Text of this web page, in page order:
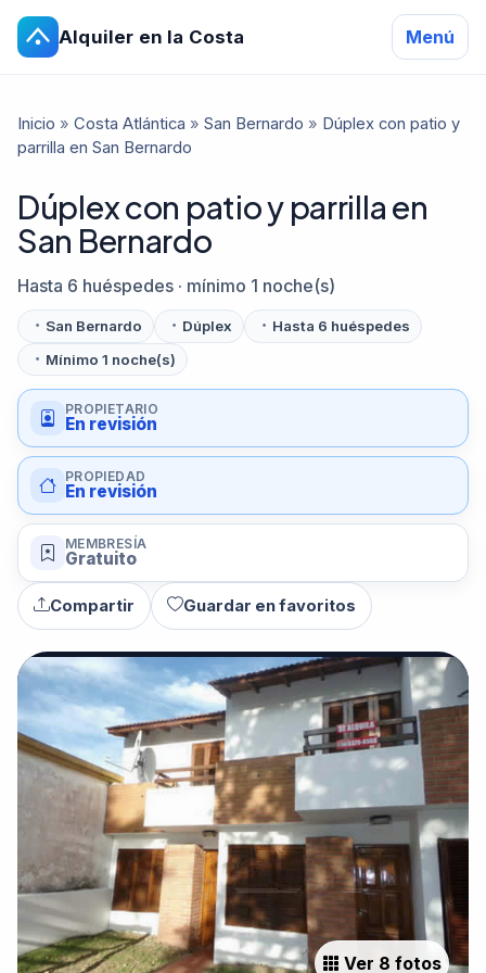
Alquiler en la Costa Menú
Inicio » Costa Atlántica » San Bernardo » Dúplex con patio y
parrilla en San Bernardo
Dúplex con patio y parrilla en
San Bernardo
Hasta 6 huéspedes · mínimo 1 noche(s)
San Bernardo Dúplex
Hasta 6 huéspedes
Mínimo 1 noche(s)
PROPIETARIO
En revisión
PROPIEDAD
En revisión
MEMBRESÍA
Gratuito
Compartir Guardar en favoritos
Ver 8 fotos